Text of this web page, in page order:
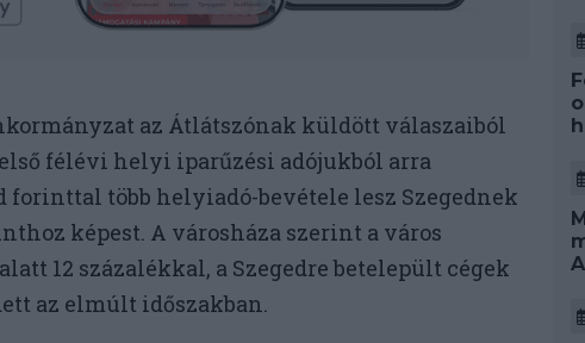
az Átlátszónak küldött válaszaiból
félévi helyi iparűzési adójukból arra
több helyiadó-bevétele lesz Szegednek
képest. A városháza szerint a város
12 százalékkal, a Szegedre betelepült cégek
az elmúlt időszakban.